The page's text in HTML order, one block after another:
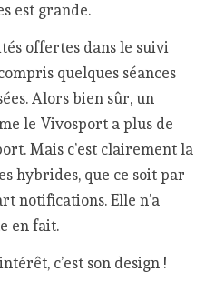
est grande.
offertes dans le suivi
quelques séances
Alors bien sûr, un
le Vivosport a plus de
Mais c’est clairement la
hybrides, que ce soit par
notifications. Elle n’a
en fait.
c’est son design !